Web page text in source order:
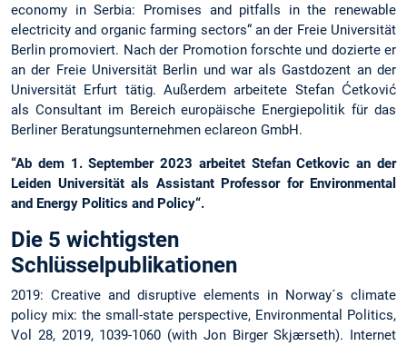
economy in Serbia: Promises and pitfalls in the renewable
electricity and organic farming sectors“ an der Freie Universität
Berlin promoviert. Nach der Promotion forschte und dozierte er
an der Freie Universität Berlin und war als Gastdozent an der
Universität Erfurt tätig. Außerdem arbeitete Stefan Ćetković
als Consultant im Bereich europäische Energiepolitik für das
Berliner Beratungsunternehmen eclareon GmbH.
“Ab dem 1. September 2023 arbeitet Stefan Cetkovic an der
Leiden Universität als Assistant Professor for Environmental
and Energy Politics and Policy“.
Die 5 wichtigsten
Schlüsselpublikationen
2019: Creative and disruptive elements in Norway´s climate
policy mix: the small-state perspective, Environmental Politics,
Vol 28, 2019, 1039-1060 (with Jon Birger Skjærseth). Internet